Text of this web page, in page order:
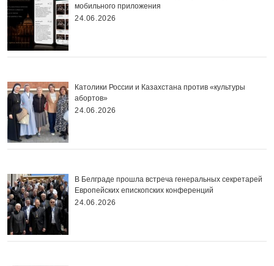
мобильного приложения
24.06.2026
Католики России и Казахстана против «культуры
абортов»
24.06.2026
В Белграде прошла встреча генеральных секретарей
Европейских епископских конференций
24.06.2026